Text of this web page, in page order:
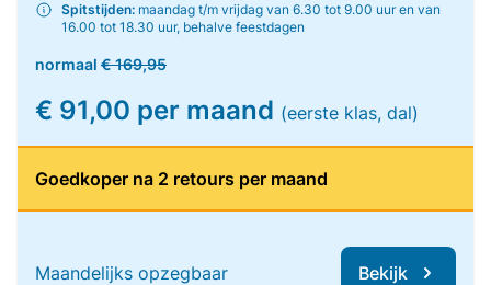
Spitstijden: maandag t/m vrijdag van 6.30 tot 9.00 uur en van
16.00 tot 18.30 uur, behalve feestdagen
normaal € 169,95
€ 91,00 per maand (eerste klas, dal)
Goedkoper na 2 retours per maand
Maandelijks opzegbaar Bekijk